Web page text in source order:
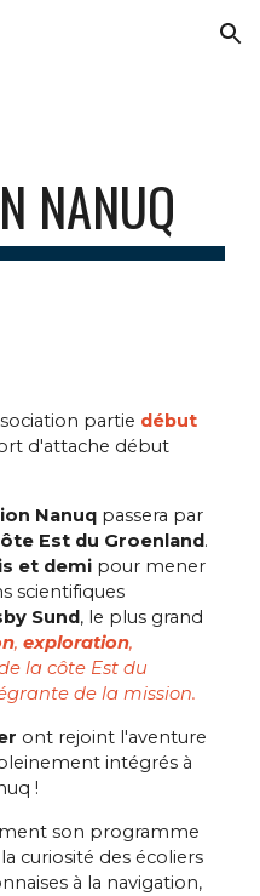
Skip to navigation
NANUQ
partie début
d'attache début
Nanuq passera par
Est du Groenland.
et demi pour mener
scientifiques
Sund, le plus grand
,exploration,
la côte Est du
de la mission.
ont rejoint l'aventure
intégrés à
!
son programme
curiosité des écoliers
à la navigation,